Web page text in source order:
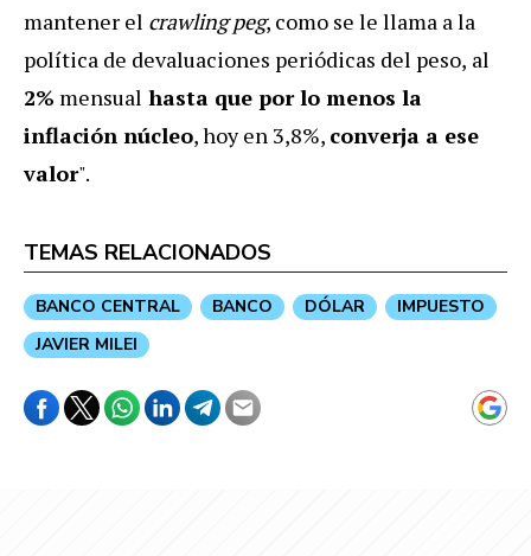
mantener el crawling peg, como se le llama a la
política de devaluaciones periódicas del peso, al
2% mensual hasta que por lo menos la
inflación núcleo, hoy en 3,8%, converja a ese
valor".
TEMAS RELACIONADOS
BANCO CENTRAL BANCO DÓLAR
IMPUESTO
JAVIER MILEI